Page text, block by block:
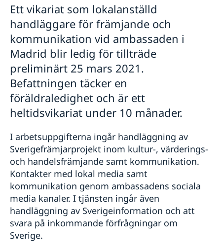
Ett vikariat som lokalanställd
handläggare för främjande och
kommunikation vid ambassaden i
Madrid blir ledig för tillträde
preliminärt 25 mars 2021.
Befattningen täcker en
föräldraledighet och är ett
heltidsvikariat under 10 månader.
I arbetsuppgifterna ingår handläggning av
Sverigefrämjarprojekt inom kultur-, värderings-
och handelsfrämjande samt kommunikation.
Kontakter med lokal media samt
kommunikation genom ambassadens sociala
media kanaler. I tjänsten ingår även
handläggning av Sverigeinformation och att
svara på inkommande förfrågningar om
Sverige.